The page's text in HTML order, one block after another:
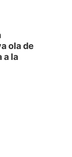
ola de
a la